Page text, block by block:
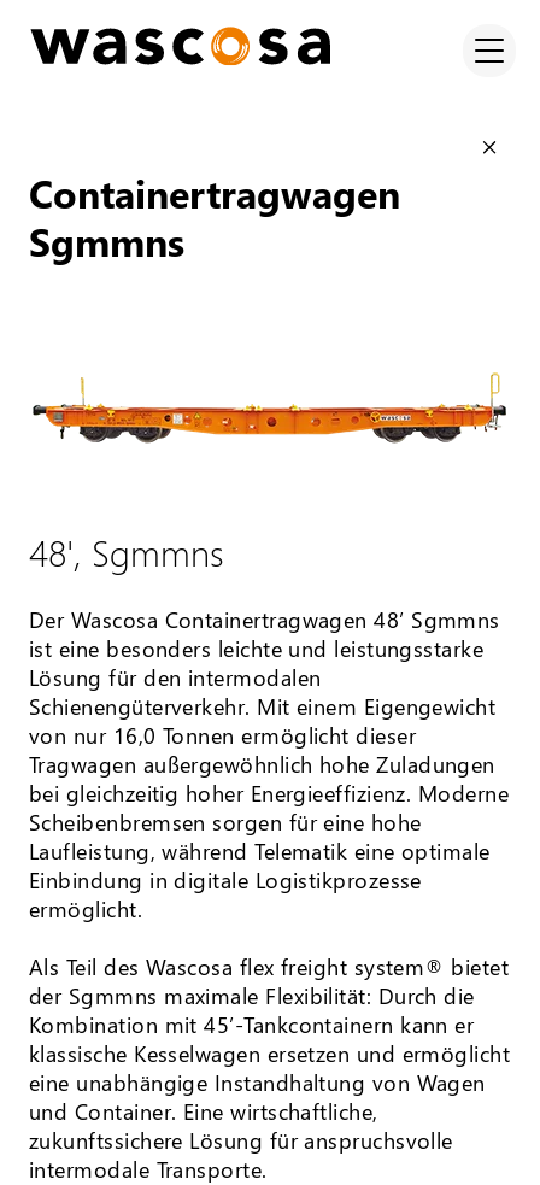
Containertragwagen
Sgmmns
48', Sgmmns
Der Wascosa Containertragwagen 48’ Sgmmns
ist eine besonders leichte und leistungsstarke
Lösung für den intermodalen
Schienengüterverkehr. Mit einem Eigengewicht
von nur 16,0 Tonnen ermöglicht dieser
Tragwagen außergewöhnlich hohe Zuladungen
bei gleichzeitig hoher Energieeffizienz. Moderne
Scheibenbremsen sorgen für eine hohe
Laufleistung, während Telematik eine optimale
Einbindung in digitale Logistikprozesse
ermöglicht.
Als Teil des Wascosa flex freight system® bietet
der Sgmmns maximale Flexibilität: Durch die
Kombination mit 45’-Tankcontainern kann er
klassische Kesselwagen ersetzen und ermöglicht
eine unabhängige Instandhaltung von Wagen
und Container. Eine wirtschaftliche,
zukunftssichere Lösung für anspruchsvolle
intermodale Transporte.